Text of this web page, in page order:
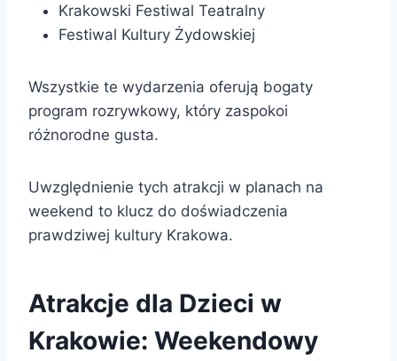
Krakowski Festiwal Teatralny
Festiwal Kultury Żydowskiej
Wszystkie te wydarzenia oferują bogaty
program rozrywkowy, który zaspokoi
różnorodne gusta.
Uwzględnienie tych atrakcji w planach na
weekend to klucz do doświadczenia
prawdziwej kultury Krakowa.
Atrakcje dla Dzieci w
Krakowie: Weekendowy